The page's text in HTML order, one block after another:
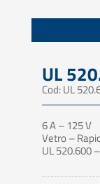
UL
Cod: UL
6 A – 125 V
Vetro –
UL 520.600